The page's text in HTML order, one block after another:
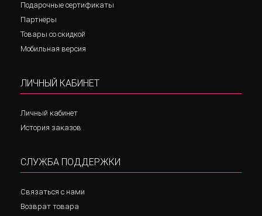
Подарочные сертификаты
Партнёры
Товары со скидкой
Мобильная версия
ЛИЧНЫЙ КАБИНЕТ
Личный кабинет
История заказов
СЛУЖБА ПОДДЕРЖКИ
Связаться с нами
Возврат товара